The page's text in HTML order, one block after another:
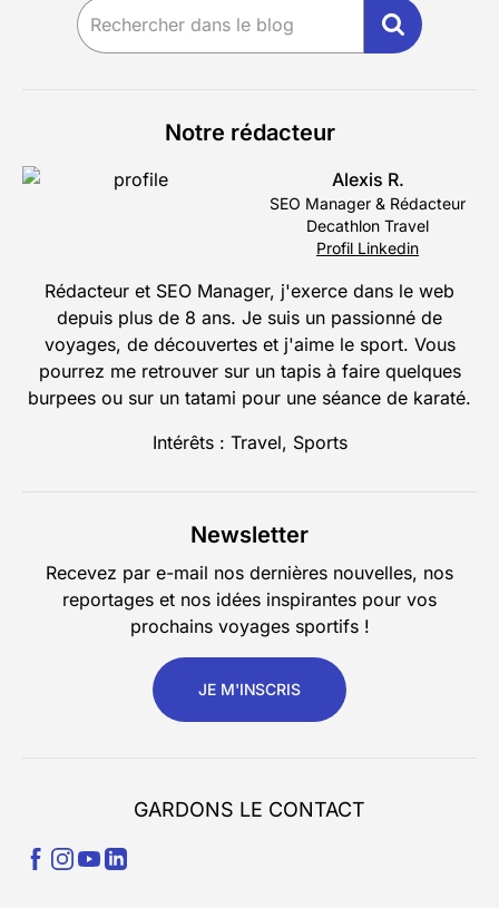
Notre rédacteur
Alexis R.
SEO Manager & Rédacteur
Decathlon Travel
Profil Linkedin
Rédacteur et SEO Manager, j'exerce dans le web
depuis plus de 8 ans. Je suis un passionné de
voyages, de découvertes et j'aime le sport. Vous
pourrez me retrouver sur un tapis à faire quelques
burpees ou sur un tatami pour une séance de karaté.
Intérêts : Travel, Sports
Newsletter
Recevez par e-mail nos dernières nouvelles, nos
reportages et nos idées inspirantes pour vos
prochains voyages sportifs !
JE M'INSCRIS
GARDONS LE CONTACT